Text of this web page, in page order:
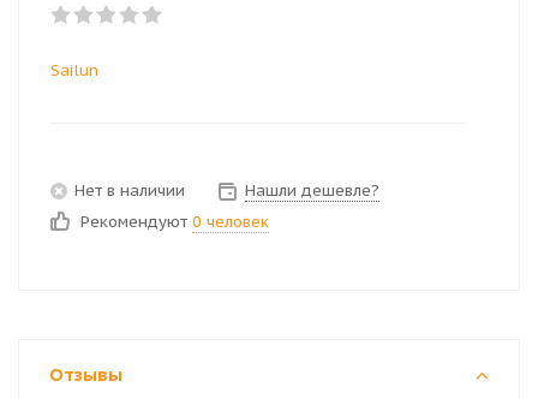
Sailun
Нет в наличии
Нашли дешевле?
Рекомендуют 0 человек
Отзывы